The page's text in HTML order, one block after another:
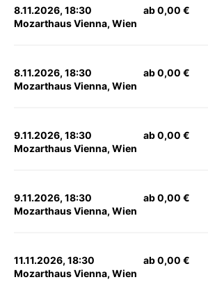
8.11.2026, 18:30
Mozarthaus Vienna, Wien
ab 0,00 €
8.11.2026, 18:30
Mozarthaus Vienna, Wien
ab 0,00 €
9.11.2026, 18:30
Mozarthaus Vienna, Wien
ab 0,00 €
9.11.2026, 18:30
Mozarthaus Vienna, Wien
ab 0,00 €
11.11.2026, 18:30
Mozarthaus Vienna, Wien
ab 0,00 €